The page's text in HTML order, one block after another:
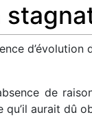
de
qu’il aurait dû